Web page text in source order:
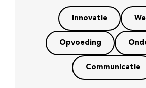
Innovatie
Opvoeding
Communicatie